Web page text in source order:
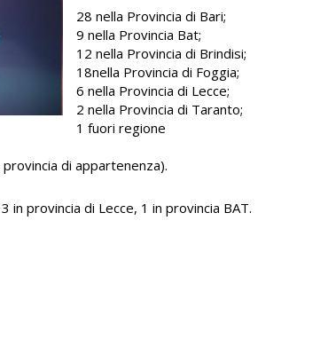
28 nella Provincia di Bari;
9 nella Provincia Bat;
12 nella Provincia di Brindisi;
18nella Provincia di Foggia;
6 nella Provincia di Lecce;
2 nella Provincia di Taranto;
1 fuori regione
di appartenenza).
provincia di Lecce, 1 in provincia BAT.